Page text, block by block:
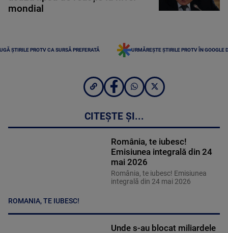
mondial
ȘTIRILE PROTV CA SURSĂ PREFERATĂ URMĂREȘTE ȘTIRILE PROTV ÎN GOOGLE
CITEȘTE ȘI...
ROMANIA, TE IUBESC!
România, te iubesc!
Emisiunea integrală din 24
mai 2026
România, te iubesc! Emisiunea
integrală din 24 mai 2026
Unde s-au blocat miliardele